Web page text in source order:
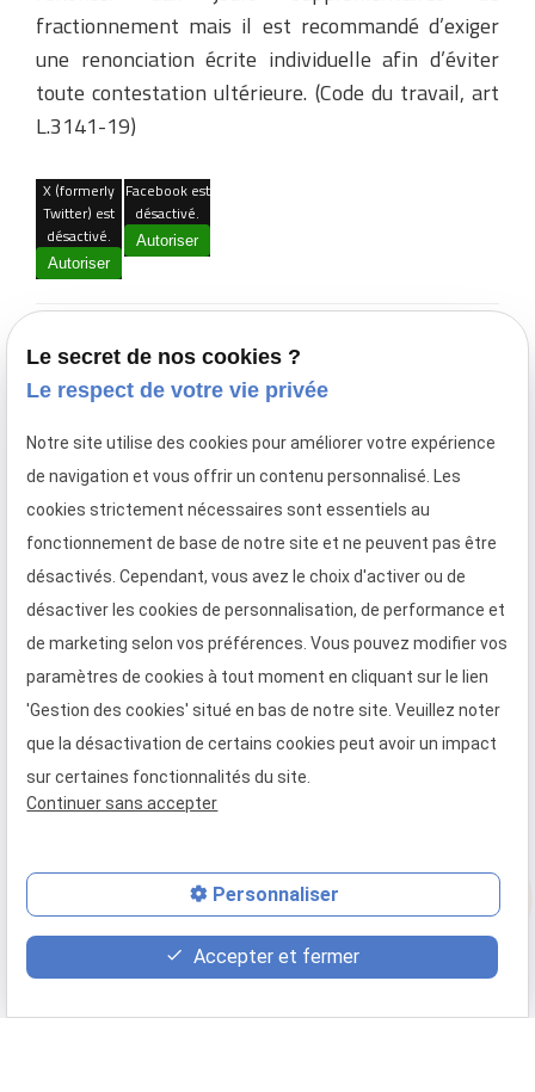
fractionnement mais il est recommandé d’exiger
une renonciation écrite individuelle afin d’éviter
toute contestation ultérieure. (Code du travail, art
L.3141-19)
X (formerly
Twitter) est
désactivé.
Autoriser
Facebook est
désactivé.
Autoriser
Autres actualités
novembre 2024
Nouveau SMIC le 1er novembre 2024
janvier 2024
Congé fausse couche : tout ce qui change au 1er
janvier 2024
décembre 2023
Le SMIC est revalorisé de 1,13% au 1er janvier
2024 !
MAZENDIO By Necc s'engage pour un Noël
solidaire
Nouveautés concernant la Convention
Voir toutes les actualités
Le secret de nos cookies ?
Le respect de votre vie privée
Notre site utilise des cookies pour améliorer votre expérience
de navigation et vous offrir un contenu personnalisé. Les
cookies strictement nécessaires sont essentiels au
fonctionnement de base de notre site et ne peuvent pas être
désactivés. Cependant, vous avez le choix d'activer ou de
désactiver les cookies de personnalisation, de performance et
de marketing selon vos préférences. Vous pouvez modifier vos
paramètres de cookies à tout moment en cliquant sur le lien
'Gestion des cookies' situé en bas de notre site. Veuillez noter
que la désactivation de certains cookies peut avoir un impact
sur certaines fonctionnalités du site.
Continuer sans accepter
Personnaliser
Accepter et fermer